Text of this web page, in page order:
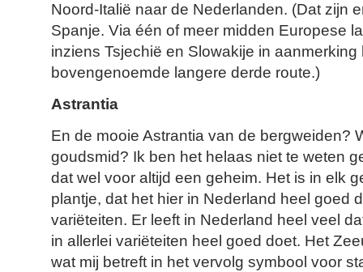
Noord-Italië naar de Nederlanden. (Dat zijn
Spanje. Via één of meer midden Europese
inziens Tsjechië en Slowakije in aanmerking
bovengenoemde langere derde route.)
Astrantia
En de mooie Astrantia van de bergweiden?
goudsmid? Ik ben het helaas niet te weten
dat wel voor altijd een geheim. Het is in elk
plantje, dat het hier in Nederland heel goed
variëteiten. Er leeft in Nederland heel veel
in allerlei variëteiten heel goed doet. Het
wat mij betreft in het vervolg symbool voor